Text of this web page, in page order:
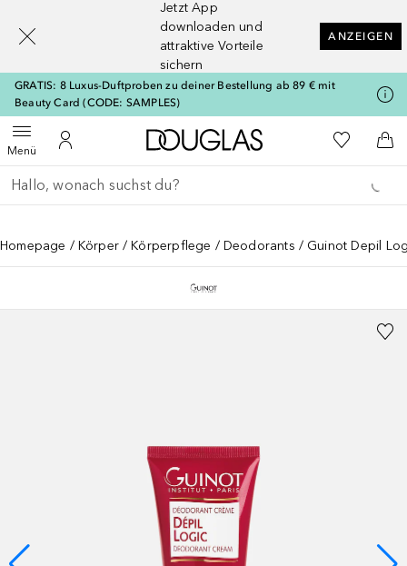
Jetzt App
downloaden und
attraktive Vorteile
sichern
ANZEIGEN
GRATIS: 8 Luxus-Duftproben zu deiner Bestellung ab 89 € mit
Beauty Card (CODE: SAMPLES)
MenüMenü öffnenZu Meinem Kundenkonto
Zur Douglas Startseite
Zu Meiner
Gehe zurück
Suche ausführen
Homepage Körper Körperpflege Deodorants Guinot Depil
[navigation.slideout.screenreader]